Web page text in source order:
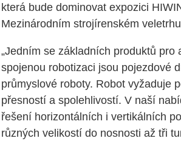
která bude dominovat expozici
Mezinárodním strojírenském
„Jedním se základních produktů pro
spojenou robotizaci jsou pojezdové
průmyslové roboty. Robot vyžaduje
přesností a spolehlivostí. V naší
řešení horizontálních i vertikálních
různých velikostí do nosnosti až tři